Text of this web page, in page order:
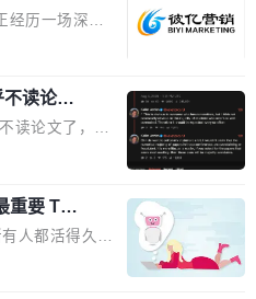
。 它们能读取
型，再返回一
但总觉得差点
里，需要填50
辑；比如我
额定功率
与PCIe 5.1
电线材与内置
高阶PC主机
机身 钛金雕1
，同时实现
厘米，属于同
电源产品。小
范式转移
历一场深刻
构市场从2025
突破120亿美
市场更是从20
的8763亿美
——品牌对专
。 但市场扩容
。2026年Top
”这个离消费
的权重显著变
读论文
读论文了，而
充斥着大量过
Keller Jorda
是在说风凉
但很少公开捅
句软化声明：
都在过度宣传
重要 Top
人都活得久。
是出自 Hieu
谁？他是 xAI